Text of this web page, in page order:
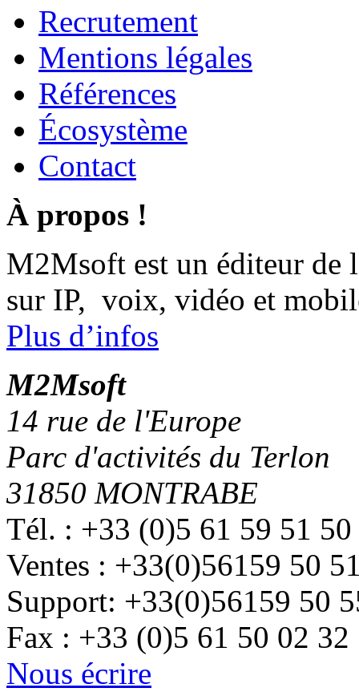
Recrutement
Mentions légales
Références
Écosystème
Contact
À propos !
M2Msoft est un éditeur de
sur IP, voix, vidéo et
Plus d’infos
M2Msoft
14 rue de l'Europe
Parc d'activités du Terlon
31850 MONTRABE
Tél. : +33 (0)5 61 59 51 50
Ventes : +33(0)56159 50
Support: +33(0)56159 50
Fax : +33 (0)5 61 50 02 32
Nous écrire